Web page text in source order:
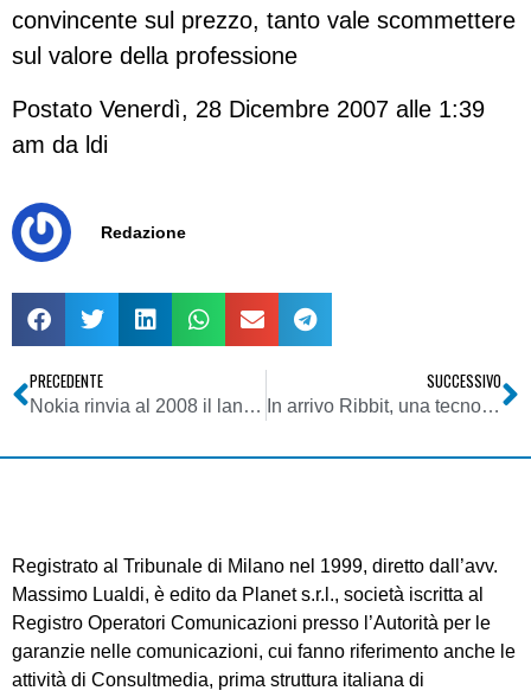
convincente sul prezzo, tanto vale scommettere
sul valore della professione
Postato Venerdì, 28 Dicembre 2007 alle 1:39
am da ldi
Redazione
PRECEDENTE
Nokia rinvia al 2008 il lancio dei servizi di gioco sui cellulari
SUCCESSIVO
In arrivo Ribbit, una tecnologia che rivoluzionerà il web
Registrato al Tribunale di Milano nel 1999, diretto dall’avv.
Massimo Lualdi, è edito da Planet s.r.l., società iscritta al
Registro Operatori Comunicazioni presso l’Autorità per le
garanzie nelle comunicazioni, cui fanno riferimento anche le
attività di Consultmedia, prima struttura italiana di